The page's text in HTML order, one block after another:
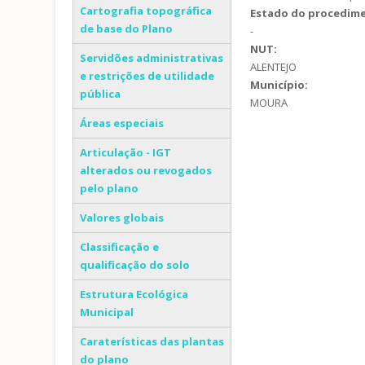
Cartografia topográfica
de base do Plano
Servidões administrativas
e restrições de utilidade
pública
Áreas especiais
Articulação - IGT
alterados ou revogados
pelo plano
Valores globais
Classificação e
qualificação do solo
Estrutura Ecológica
Municipal
Caraterísticas das plantas
do plano
Estado do
-
NUT:
ALENTEJO
Município:
MOURA